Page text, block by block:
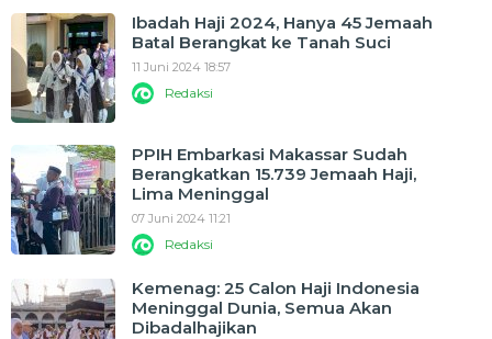
Ibadah Haji 2024, Hanya 45 Jemaah
Batal Berangkat ke Tanah Suci
11 Juni 2024 18:57
Redaksi
PPIH Embarkasi Makassar Sudah
Berangkatkan 15.739 Jemaah Haji,
Lima Meninggal
07 Juni 2024 11:21
Redaksi
Kemenag: 25 Calon Haji Indonesia
Meninggal Dunia, Semua Akan
Dibadalhajikan